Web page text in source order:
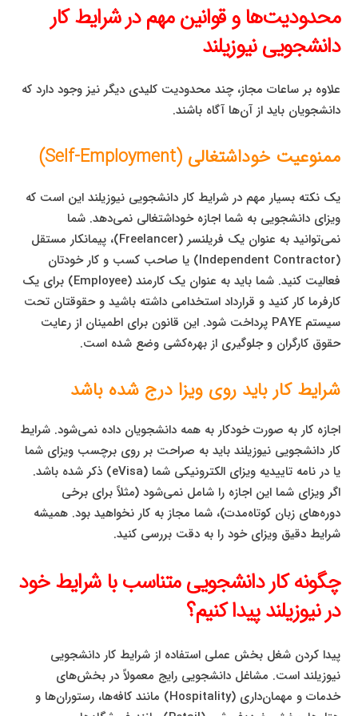
محدودیت‌ها و قوانین مهم در شرایط کار
دانشجویی نیوزیلند
علاوه بر ساعات مجاز، چند محدودیت کلیدی دیگر نیز وجود دارد که
دانشجویان باید از آن‌ها آگاه باشند.
ممنوعیت خوداشتغالی (Self-Employment)
یک نکته بسیار مهم در شرایط کار دانشجویی نیوزیلند این است که
ویزای دانشجویی به شما اجازه خوداشتغالی نمی‌دهد. شما
نمی‌توانید به عنوان یک فریلنسر (Freelancer)، پیمانکار مستقل
(Independent Contractor) یا صاحب کسب و کار خودتان
فعالیت کنید. شما باید به عنوان یک کارمند (Employee) برای یک
کارفرما کار کنید و قرارداد استخدامی داشته باشید و حقوقتان تحت
سیستم PAYE پرداخت شود. این قانون برای اطمینان از رعایت
حقوق کارگران و جلوگیری از بهره‌کشی وضع شده است.
شرایط کار باید روی ویزا درج شده باشد
اجازه کار به صورت خودکار به همه دانشجویان داده نمی‌شود. شرایط
کار دانشجویی نیوزیلند باید به صراحت بر روی برچسب ویزای شما
یا در نامه تاییدیه ویزای الکترونیکی شما (eVisa) ذکر شده باشد.
اگر ویزای شما این اجازه را شامل نمی‌شود (مثلاً برای برخی
دوره‌های زبان کوتاه‌مدت)، شما مجاز به کار نخواهید بود. همیشه
شرایط دقیق ویزای خود را به دقت بررسی کنید.
چگونه کار دانشجویی متناسب با شرایط خود
در نیوزیلند پیدا کنیم؟
پیدا کردن شغل بخش عملی استفاده از شرایط کار دانشجویی
نیوزیلند است. مشاغل دانشجویی رایج معمولاً در بخش‌های
خدمات و مهمان‌داری (Hospitality) مانند کافه‌ها، رستوران‌ها و